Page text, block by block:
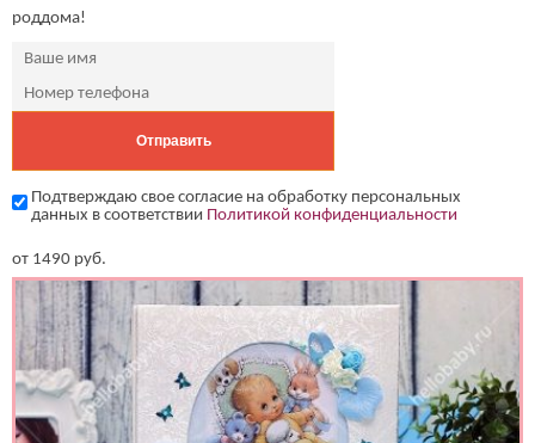
роддома!
Подтверждаю свое согласие на обработку персональных
данных в соответствии Политикой конфиденциальности
от 1490 руб.